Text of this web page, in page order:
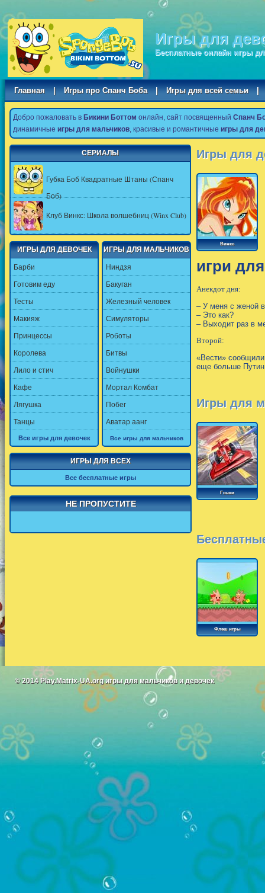
Игры для
Бесплатные онлайн игры
Главная | Игры про Спанч Боба | Игры для всей семьи |
Добро пожаловать в Бикини Боттом онлайн, сайт посвященный Спанч
динамичные игры для мальчиков, красивые и романтичные игры для
СЕРИАЛЫ
Губка Боб Квадратные Штаны (Спанч
Боб)
Клуб Винкс: Школа волшебниц (Winx Club)
ИГРЫ ДЛЯ ДЕВОЧЕК
Барби
Готовим еду
Тесты
Макияж
Принцессы
Королева
Лило и стич
Кафе
Лягушка
Танцы
Все игры для девочек
ИГРЫ ДЛЯ МАЛЬЧИКОВ
Ниндзя
Бакуган
Железный человек
Симуляторы
Роботы
Битвы
Войнушки
Мортал Комбат
Побег
Аватар аанг
Все игры для мальчиков
ИГРЫ ДЛЯ ВСЕХ
Все бесплатные игры
НЕ ПРОПУСТИТЕ
Игры для
Винкс
игри
Анекдот дня:
– У меня с женой
– Это как?
– Выходит раз в
Второй:
«Вести»
еще больше
Игры для
Гонки
Флэш игры
© 2014Play.Matrix-UA.orgигры для мальчиков и девочек